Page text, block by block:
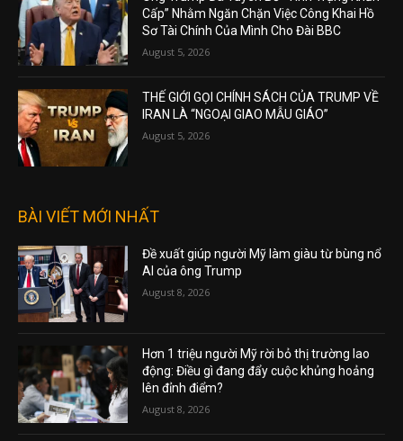
Cấp” Nhằm Ngăn Chặn Việc Công Khai Hồ
Sơ Tài Chính Của Mình Cho Đài BBC
August 5, 2026
THẾ GIỚI GỌI CHÍNH SÁCH CỦA TRUMP VỀ
IRAN LÀ “NGOẠI GIAO MẪU GIÁO”
August 5, 2026
BÀI VIẾT MỚI NHẤT
Đề xuất giúp người Mỹ làm giàu từ bùng nổ
AI của ông Trump
August 8, 2026
Hơn 1 triệu người Mỹ rời bỏ thị trường lao
động: Điều gì đang đẩy cuộc khủng hoảng
lên đỉnh điểm?
August 8, 2026